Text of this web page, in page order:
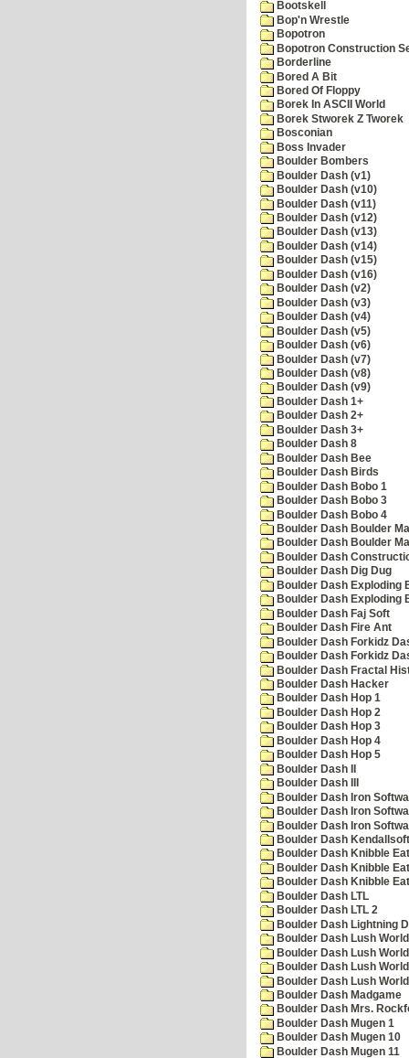
Bootskell
Bop'n Wrestle
Bopotron
Bopotron Construction
Borderline
Bored A Bit
Bored Of Floppy
Borek In ASCII World
Borek Stworek Z Tworek
Bosconian
Boss Invader
Boulder Bombers
Boulder Dash (v1)
Boulder Dash (v10)
Boulder Dash (v11)
Boulder Dash (v12)
Boulder Dash (v13)
Boulder Dash (v14)
Boulder Dash (v15)
Boulder Dash (v16)
Boulder Dash (v2)
Boulder Dash (v3)
Boulder Dash (v4)
Boulder Dash (v5)
Boulder Dash (v6)
Boulder Dash (v7)
Boulder Dash (v8)
Boulder Dash (v9)
Boulder Dash 1+
Boulder Dash 2+
Boulder Dash 3+
Boulder Dash 8
Boulder Dash Bee
Boulder Dash Birds
Boulder Dash Bobo 1
Boulder Dash Bobo 3
Boulder Dash Bobo 4
Boulder Dash Boulder
Boulder Dash Boulder
Boulder Dash
Boulder Dash Dig Dug
Boulder Dash Exploding
Boulder Dash Exploding
Boulder Dash Faj Soft
Boulder Dash Fire Ant
Boulder Dash Forkidz
Boulder Dash Forkidz
Boulder Dash Fractal
Boulder Dash Hacker
Boulder Dash Hop 1
Boulder Dash Hop 2
Boulder Dash Hop 3
Boulder Dash Hop 4
Boulder Dash Hop 5
Boulder Dash II
Boulder Dash III
Boulder Dash Iron
Boulder Dash Iron
Boulder Dash Iron
Boulder Dash
Boulder Dash Knibble
Boulder Dash Knibble
Boulder Dash Knibble
Boulder Dash LTL
Boulder Dash LTL 2
Boulder Dash Lightning
Boulder Dash Lush
Boulder Dash Lush
Boulder Dash Lush
Boulder Dash Lush
Boulder Dash Madgame
Boulder Dash Mrs.
Boulder Dash Mugen 1
Boulder Dash Mugen 10
Boulder Dash Mugen 11